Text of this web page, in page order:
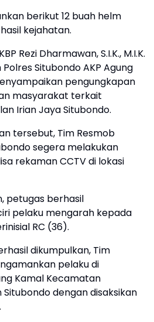
berikut 12 buah helm
kejahatan.
Rezi Dharmawan, S.I.K., M.I.K.
Situbondo AKP Agung
pengungkapan
masyarakat terkait
Irian Jaya Situbondo.
tersebut, Tim Resmob
segera melakukan
rekaman CCTV di lokasi
petugas berhasil
pelaku mengarah kepada
RC (36).
dikumpulkan, Tim
pelaku di
Kamal Kecamatan
dengan disaksikan